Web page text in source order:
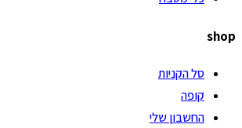
shop
סל הקניות
קופה
החשבון שלי